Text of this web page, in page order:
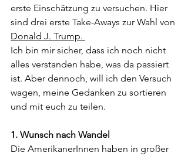
erste Einschätzung zu versuchen. Hier
sind drei erste Take-Aways zur Wahl von
Donald J. Trump.
Ich bin mir sicher, dass ich noch nicht
alles verstanden habe, was da passiert
ist. Aber dennoch, will ich den Versuch
wagen, meine Gedanken zu sortieren
und mit euch zu teilen.
1. Wunsch nach Wandel
Die AmerikanerInnen haben in großer